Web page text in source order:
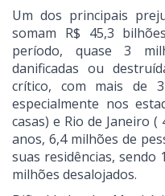
Um dos principais
somam R$ 45,3
período, quase 3
danificadas ou
crítico, com mais de
especialmente nos
casas) e Rio de Janeiro
anos, 6,4 milhões de
suas residências, sendo
milhões desalojados.